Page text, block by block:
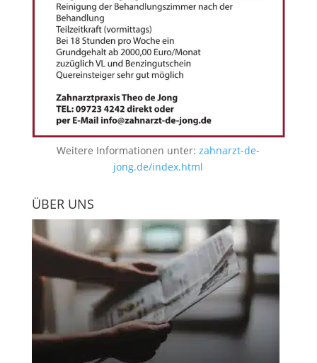
Weitere Informationen unter:zahnarzt-de-
jong.de/index.html
ÜBER UNS